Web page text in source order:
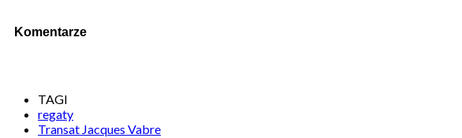
Komentarze
TAGI
regaty
Transat Jacques Vabre